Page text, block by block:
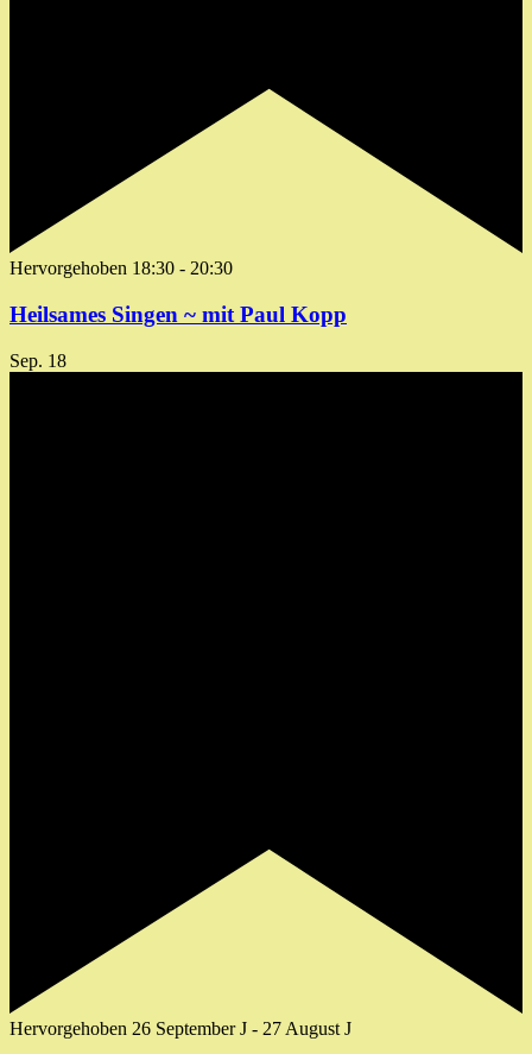
Hervorgehoben 18:30 - 20:30
Heilsames Singen ~ mit Paul Kopp
Sep. 18
Hervorgehoben 26 September J - 27 August J